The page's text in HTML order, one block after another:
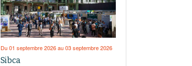
Du 01 septembre 2026 au 03 septembre 2026
Sibca